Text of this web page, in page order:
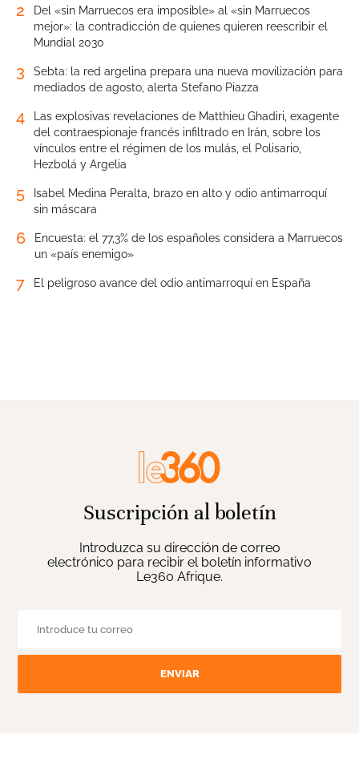
2
Del «sin Marruecos era imposible» al «sin Marruecos
mejor»: la contradicción de quienes quieren reescribir el
Mundial 2030
3
Sebta: la red argelina prepara una nueva movilización para
mediados de agosto, alerta Stefano Piazza
4
Las explosivas revelaciones de Matthieu Ghadiri, exagente
del contraespionaje francés infiltrado en Irán, sobre los
vínculos entre el régimen de los mulás, el Polisario,
Hezbolá y Argelia
5
Isabel Medina Peralta, brazo en alto y odio antimarroquí
sin máscara
6
Encuesta: el 77,3% de los españoles considera a Marruecos
un «país enemigo»
7 El peligroso avance del odio antimarroquí en España
Suscripción al boletín
Introduzca su dirección de correo
electrónico para recibir el boletín informativo
Le360 Afrique.
ENVIAR